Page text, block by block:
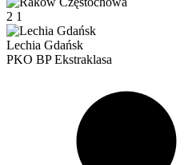
2 1
Lechia Gdańsk
PKO BP Ekstraklasa